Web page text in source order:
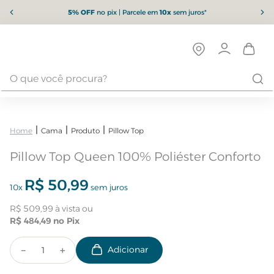
5% OFFno pix | Parcele em10xsem juros*
Cama Produto Pillow Top
Pillow Top Queen 100% Poliéster Conforto
10x R$ 50,99 sem juros
R$ 509,99
R$ 484,49
＋
－